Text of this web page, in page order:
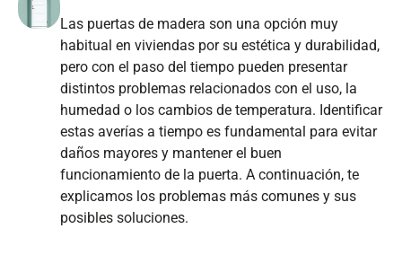
Las puertas de madera son una opción muy
habitual en viviendas por su estética y durabilidad,
pero con el paso del tiempo pueden presentar
distintos problemas relacionados con el uso, la
humedad o los cambios de temperatura. Identificar
estas averías a tiempo es fundamental para evitar
daños mayores y mantener el buen
funcionamiento de la puerta. A continuación, te
explicamos los problemas más comunes y sus
posibles soluciones.